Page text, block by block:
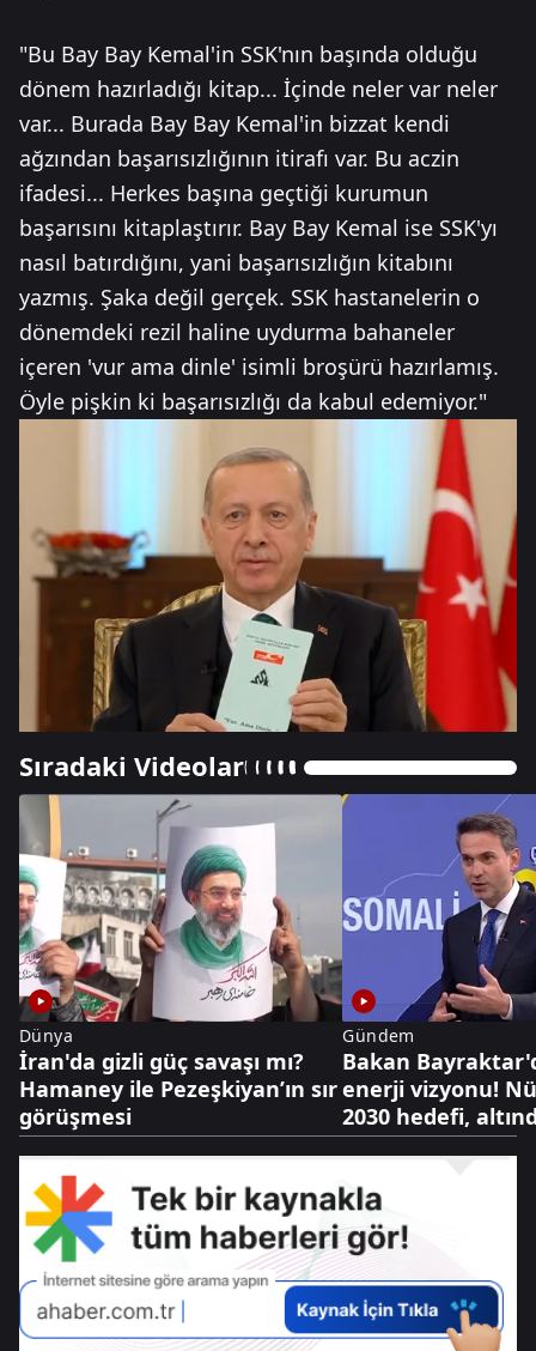
"Bu Bay Bay Kemal'in SSK'nın başında olduğu
dönem hazırladığı kitap... İçinde neler var neler
var... Burada Bay Bay Kemal'in bizzat kendi
ağzından başarısızlığının itirafı var. Bu aczin
ifadesi... Herkes başına geçtiği kurumun
başarısını kitaplaştırır. Bay Bay Kemal ise SSK'yı
nasıl batırdığını, yani başarısızlığın kitabını
yazmış. Şaka değil gerçek. SSK hastanelerin o
dönemdeki rezil haline uydurma bahaneler
içeren 'vur ama dinle' isimli broşürü hazırlamış.
Öyle pişkin ki başarısızlığı da kabul edemiyor."
Sıradaki Videolar
Dünya
İran'da gizli güç savaşı mı?
Hamaney ile Pezeşkiyan’ın sır
görüşmesi
Gündem
Bakan
enerji vizyonu!
2030 hedefi,
dolarlık hazine